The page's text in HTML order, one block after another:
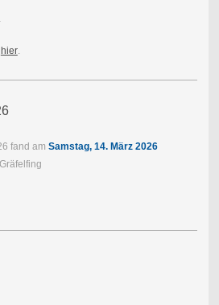
hier.
fand am Samstag, 14. März 2026